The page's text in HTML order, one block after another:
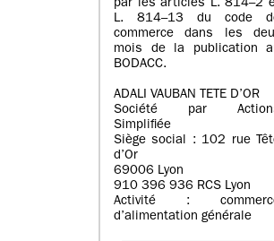
par les articles L. 814–2
L. 814–13 du code
commerce dans les
mois de la publication
BODACC.
ADALI VAUBAN TETE D’OR
Société par
Simplifiée
Siège social : 102 rue
d’Or
69006 Lyon
910 396 936 RCS Lyon
Activité :
d’alimentation générale